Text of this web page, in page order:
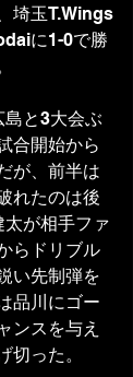
埼玉T.Wings
に1-0で勝
島と3大会ぶ
合開始から
が、前半は
れたのは後
が相手ファ
らドリブル
い先制弾を
品川にゴー
ンスを与え
切った。